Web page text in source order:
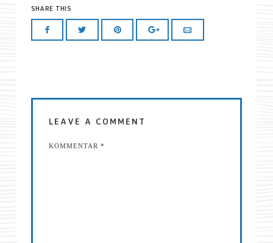
SHARE THIS
LEAVE A COMMENT
KOMMENTAR *